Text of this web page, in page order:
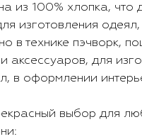
из 100% хлопка, что
изготовления
в технике пэчворк,
аксессуаров, для
в оформлении
выбор для